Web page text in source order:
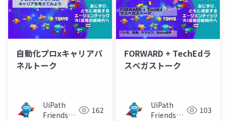
自動化プロxキャリアパ
ネルトーク
UiPath
Friends
162
FORWARD + TechEdラ
スベガストーク
UiPath
Friends
103